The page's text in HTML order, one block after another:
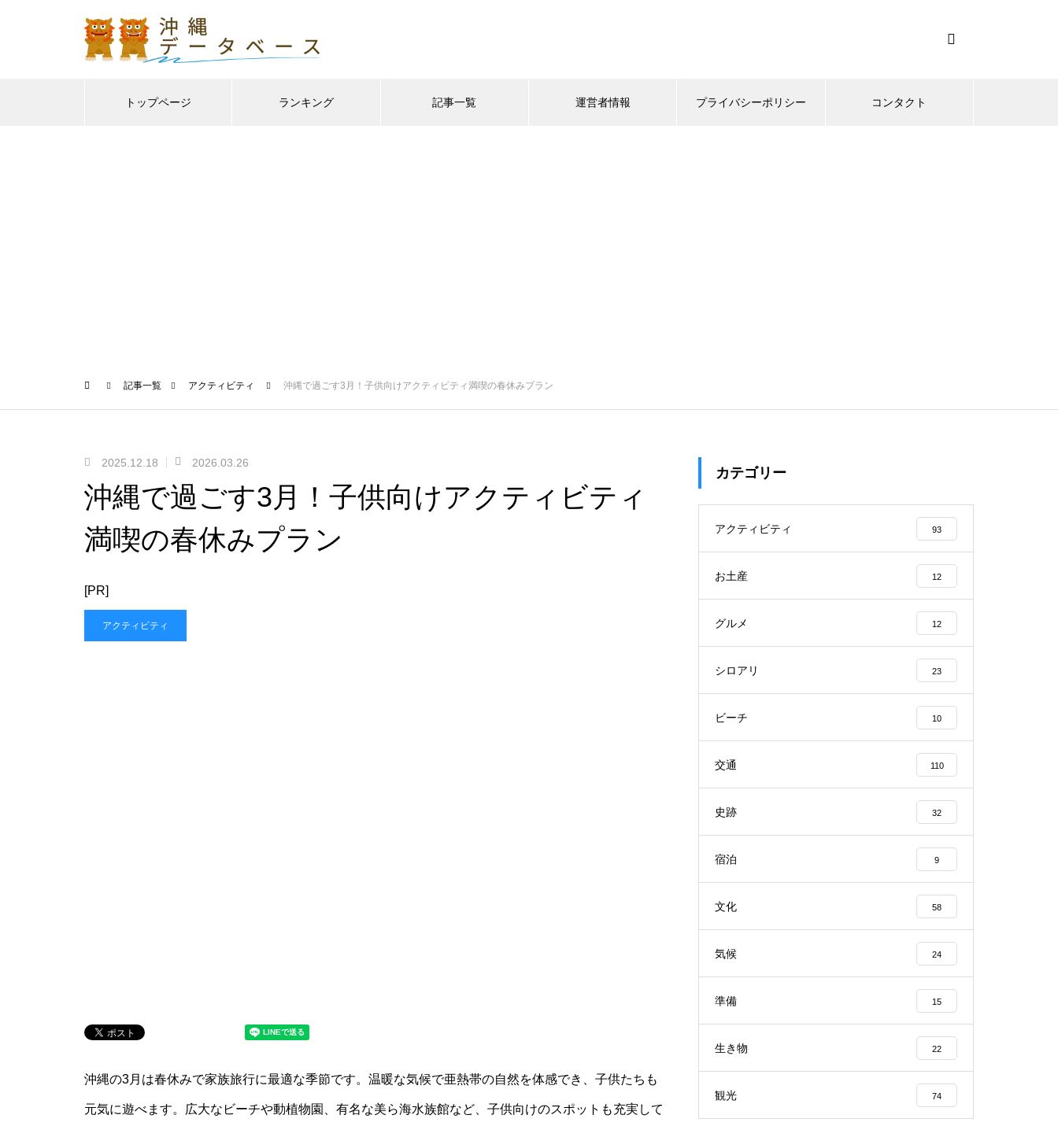
トップページ ランキング 記事一覧 運営者情報 プライバシーポリシー コンタクト
記事一覧 アクティビティ 沖縄で過ごす3月！子供向けアクティビティ満喫の春休みプラン
2025.12.18 2026.03.26
沖縄で過ごす3月！子供向けアクティビティ
満喫の春休みプラン
[PR]
アクティビティ
沖縄の3月は春休みで家族旅行に最適な季節です。温暖な気候で亜熱帯の自然を体感でき、子供たちも
元気に遊べます。広大なビーチや動植物園、有名な美ら海水族館など、子供向けのスポットも充実して
カテゴリー
アクティビティ 93
お土産 12
グルメ 12
シロアリ 23
ビーチ 10
交通 110
史跡 32
宿泊 9
文化 58
気候 24
準備 15
生き物 22
観光 74